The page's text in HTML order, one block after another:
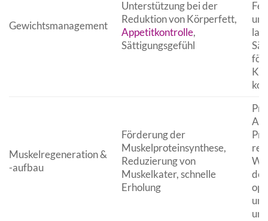
Gewichtsmanagement
Unterstützung bei der
Reduktion von Körperfett,
Appetitkontrolle,
Sättigungsgefühl
Muskelregeneration &
-aufbau
Förderung der
Muskelproteinsynthese,
Reduzierung von
Muskelkater, schnelle
Erholung